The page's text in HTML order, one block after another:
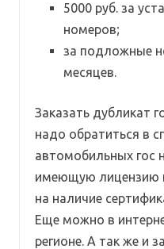
5000 руб. за
номеров;
за подложные
месяцев.
Заказать дубликат
надо обратиться в
автомобильных
имеющую лицензию
на наличие
Еще можно в
регионе. А так же и